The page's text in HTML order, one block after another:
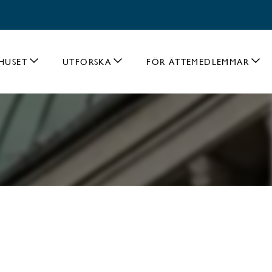
UTFORSKA FÖR ÄTTEMEDLEMMAR